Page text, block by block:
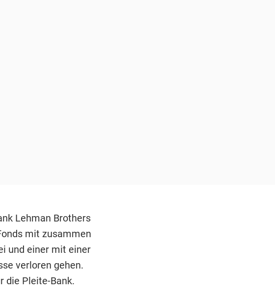
Lehman Brothers
mit zusammen
und einer mit einer
verloren gehen.
die Pleite-Bank.